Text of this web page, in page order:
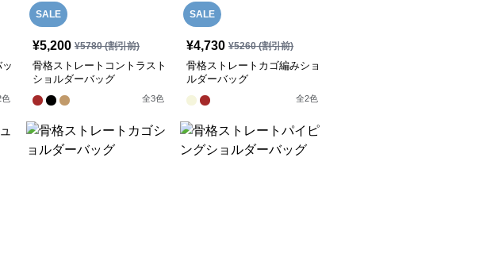
色
SALE
¥5,200 ¥5780(割引前)
骨格ストレートコントラスト
ショルダーバッグ
全3色
SALE
¥4,730 ¥5260(割引前)
骨格ストレートカゴ編みショ
ルダーバッグ
全2色